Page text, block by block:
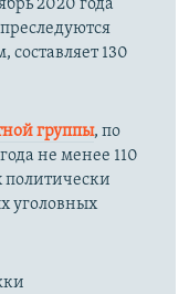
2020 года
130
группы, по
не менее 110
политически
уголовных